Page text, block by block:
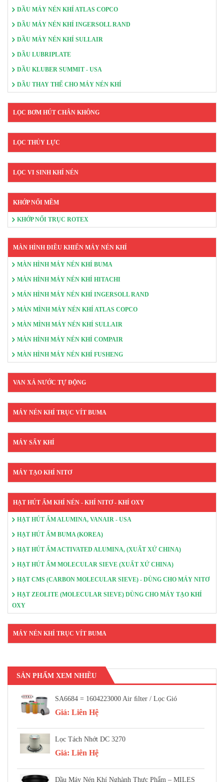
DẦU MÁY NÉN KHÍ ATLAS COPCO
DẦU MÁY NÉN KHÍ INGERSOLL RAND
DẦU MÁY NÉN KHÍ SULLAIR
DẦU LUBRIPLATE
DẦU KLUBER SUMMIT - USA
DẦU THAY THẾ CHO MÁY NÉN KHÍ
LỌC BƠM HÚT CHÂN KHÔNG
LỌC THỦY LỰC
LỌC VI SINH KHÍ NÉN
KHỚP NỐI MỀM
KHỚP NỐI TRỤC ROTEX
MÀN HÌNH ĐIỀU KHIỂN MÁY NÉN KHÍ
MÀN HÌNH MÁY NÉN KHÍ BUMA
MÀN HÌNH MÁY NÉN KHÍ HITACHI
MÁN HÌNH MÁY NÉN KHÍ INGERSOLL RAND
MÀN MÌNH MÁY NÉN KHÍ ATLAS COPCO
MÀN MÌNH MÁY NÉN KHÍ SULLAIR
MÀN HÌNH MÁY NÉN KHÍ COMPAIR
MÀN HÌNH MÁY NÉN KHÍ FUSHENG
VAN XẢ NƯỚC TỰ ĐỘNG
MÁY NÉN KHÍ TRỤC VÍT BUMA
MÁY SẤY KHÍ
MÁY TẠO KHÍ NITƠ
HẠT HÚT ẨM KHÍ NÉN - KHÍ NITƠ - KHÍ OXY
HẠT HÚT ẨM ALUMINA, VANAIR - USA
HẠT HÚT ẨM BUMA (KOREA)
HẠT HÚT ẨM ACTIVATED ALUMINA, (XUẤT XỨ CHINA)
HẠT HÚT ẨM MOLECULAR SIEVE (XUẤT XỨ CHINA)
HẠT CMS (CARBON MOLECULAR SIEVE) - DÙNG CHO MÁY NITƠ
HẠT ZEOLITE (MOLECULAR SIEVE) DÙNG CHO MÁY TẠO KHÍ
OXY
MÁY NÉN KHÍ TRỤC VÍT BUMA
SẢN PHẨM XEM NHIỀU
SA6684 = 1604223000 Air FIlter / Lọc Gió
Giá: Liên Hệ
Lọc Tách Nhớt DC 3270
Giá: Liên Hệ
Dầu Máy Nén Khí Nghành Thực Phẩm – MILES